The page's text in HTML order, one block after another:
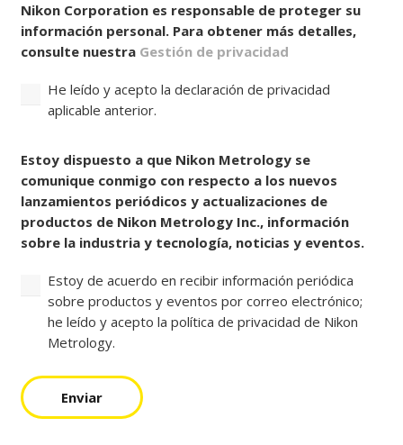
Nikon Corporation es responsable de proteger su
información personal. Para obtener más detalles,
consulte nuestra Gestión de privacidad
He leído y acepto la declaración de privacidad
aplicable anterior.
Estoy dispuesto a que Nikon Metrology se
comunique conmigo con respecto a los nuevos
lanzamientos periódicos y actualizaciones de
productos de Nikon Metrology Inc., información
sobre la industria y tecnología, noticias y eventos.
Estoy de acuerdo en recibir información periódica
sobre productos y eventos por correo electrónico;
he leído y acepto la política de privacidad de Nikon
Metrology.
Enviar